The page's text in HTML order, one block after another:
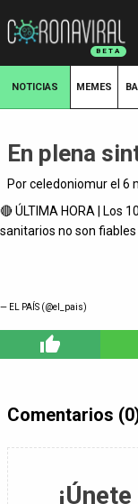
NOTICIAS MEMES
En plena
Por celedoniomur el 6
🔴 ÚLTIMA HORA | Los
sanitarios no son fiables
— EL PAÍS (@el_pais)
Comentarios